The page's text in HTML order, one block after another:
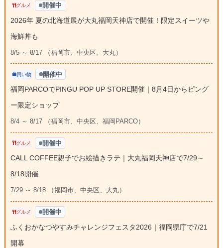
グルメ 開催中
2026年 夏の北海道展が大丸福岡天神店で開催！限定スイーツや
海鮮丼も
8/5 ～ 8/17 （福岡市、中央区、大丸）
買い物 開催中
福岡PARCOでPINGU POP UP STORE開催｜8月4日からピング
ー限定ショップ
8/4 ～ 8/17 （福岡市、中央区、福岡PARCO）
グルメ 開催中
CALL COFFEE親子でお絵描きラテ｜大丸福岡天神店で7/29～
8/18開催
7/29 ～ 8/18 （福岡市、中央区、大丸）
グルメ 開催中
ふくおかなつやすみチャレンジフェスタ2026｜福岡県庁で7/21
開幕